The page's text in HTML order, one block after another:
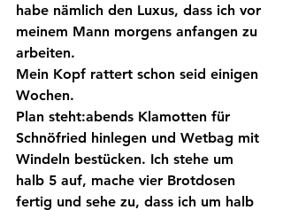
habe nämlich den Luxus, dass ich vor
meinem Mann morgens anfangen zu
arbeiten.
Mein Kopf rattert schon seid einigen
Wochen.
Plan steht:abends Klamotten für
Schnöfried hinlegen und Wetbag mit
Windeln bestücken. Ich stehe um
halb 5 auf, mache vier Brotdosen
fertig und sehe zu, dass ich um halb